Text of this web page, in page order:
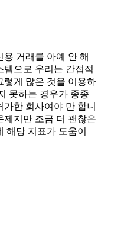
거래를 아예 안 해
템으로 우리는 간접적
렇게 많은 것을 이용하
못하는 경우가 종종
한 회사여야 만 합니
제지만 조금 더 괜찮은
해당 지표가 도움이